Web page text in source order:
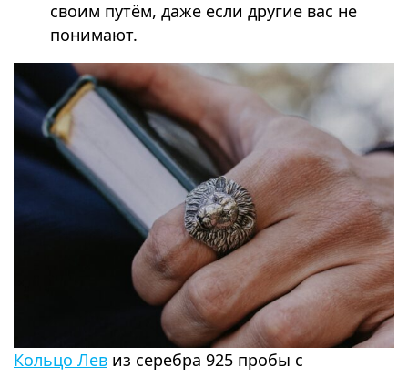
своим путём, даже если другие вас не
понимают.
Кольцо Лев из серебра 925 пробы с